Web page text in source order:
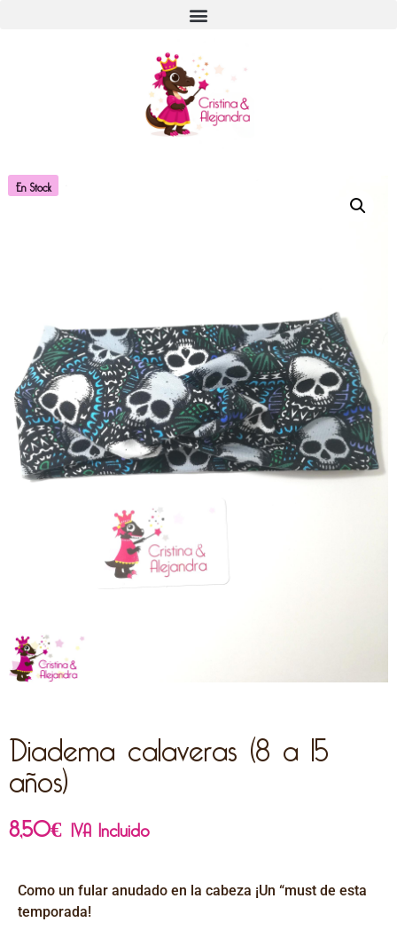
En Stock
Diadema calaveras (8 a 15
años)
8,50€ IVA Incluido
Como un fular anudado en la cabeza ¡Un “must de esta
temporada!